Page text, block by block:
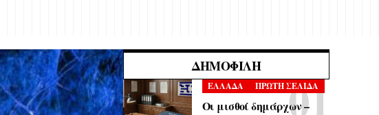
ΔΗΜΟΦΙΛΉ
ΕΛΛΑΔΑ ΠΡΩΤΗ ΣΕΛΙΔΑ
Οι μισθοί δημάρχων –